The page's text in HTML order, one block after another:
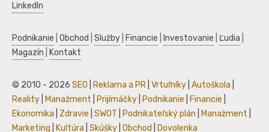
LinkedIn
Podnikanie Obchod Služby Financie Investovanie Ľudia
Magazín
Kontakt
© 2010 - 2026 SEO Reklama a PR Vrtuľníky Autoškola
Reality
Manažment Prijímáčky Podnikanie Financie
Ekonomika
Zdravie SWOT Podnikateľský plán Manažment
Marketing
Kultúra Skúšky Obchod Dovolenka